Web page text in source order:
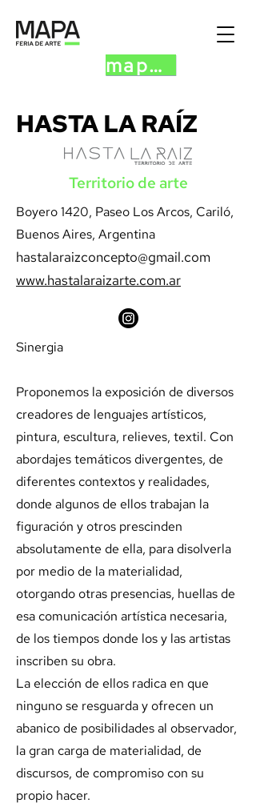
mapa.art
HASTA LA RAÍZ
Territorio de arte
Boyero 1420, Paseo Los Arcos, Cariló,
Buenos Aires, Argentina
hastalaraizconcepto@gmail.com
www.hastalaraizarte.com.ar
Sinergia
Proponemos la exposición de diversos
creadores de lenguajes artísticos,
pintura, escultura, relieves, textil. Con
abordajes temáticos divergentes, de
diferentes contextos y realidades,
donde algunos de ellos trabajan la
figuración y otros prescinden
absolutamente de ella, para disolverla
por medio de la materialidad,
otorgando otras presencias, huellas de
esa comunicación artística necesaria,
de los tiempos donde los y las artistas
inscriben su obra.
La elección de ellos radica en que
ninguno se resguarda y ofrecen un
abanico de posibilidades al observador,
la gran carga de materialidad, de
discursos, de compromiso con su
propio hacer.